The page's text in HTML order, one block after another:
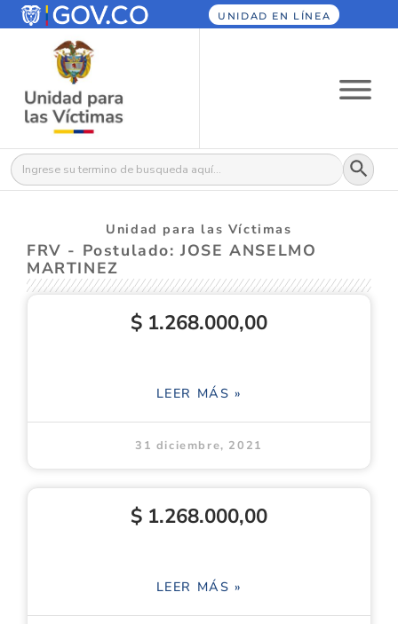
UNIDAD EN LÍNEA
Buscar: Botón
Unidad para las Víctimas
FRV - Postulado: JOSE ANSELMO
MARTINEZ
$ 1.268.000,00
LEER MÁS »
31 diciembre, 2021
$ 1.268.000,00
LEER MÁS »